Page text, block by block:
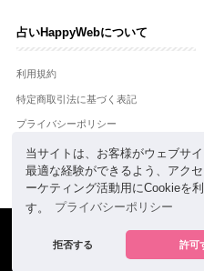
当サイトは、お客様がウェブサ
最適な経験ができるよう、アク
ーケティング活動用にCookieを
す。
プライバシーポリシー
拒否する 許可
占いHappyWebについて
利用規約
特定商取引法に基づく表記
プライバシーポリシー
運営会社
お問合せ
powered
掲載の情報や画像など、すべてのコ